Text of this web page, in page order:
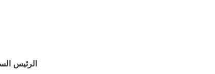
الرئيس